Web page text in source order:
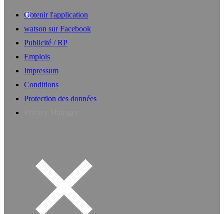
Obtenir l'application
watson sur Facebook
Publicité / RP
Emplois
Impressum
Conditions
Protection des données